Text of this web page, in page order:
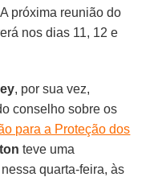
A próxima reunião do
nos dias 11, 12 e
, por sua vez,
conselho sobre os
para a Proteção dos
teve uma
quarta-feira, às